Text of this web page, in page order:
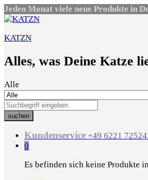
Jeden Monat viele neue Produkte in
KATZN
Alles, was Deine Katze
Alle
suchen
Kundenservice +49 6221
0
Es befinden sich keine Produkte